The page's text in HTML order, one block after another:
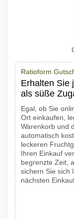
Ratioform
Erhalten Sie
als süße
Egal, ob Sie
Ort einkaufen,
Warenkorb und
automatisch
leckeren
Ihren Einkauf
begrenzte Zeit,
sichern Sie sich
nächsten